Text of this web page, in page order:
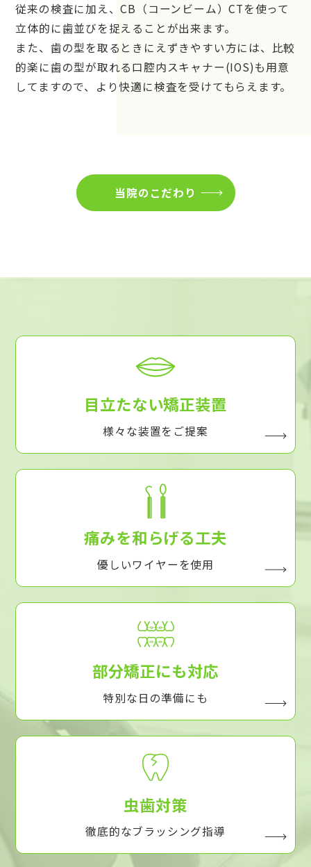
従来の検査に加え、CB（コーンビーム）CTを使って
立体的に歯並びを捉えることが出来ます。
また、歯の型を取るときにえずきやすい方には、比較
的楽に歯の型が取れる口腔内スキャナー(IOS)も用意
してますので、より快適に検査を受けてもらえます。
当院のこだわり
目立たない矯正装置
様々な装置をご提案
痛みを和らげる工夫
優しいワイヤーを使用
部分矯正にも対応
特別な日の準備にも
虫歯対策
徹底的なブラッシング指導